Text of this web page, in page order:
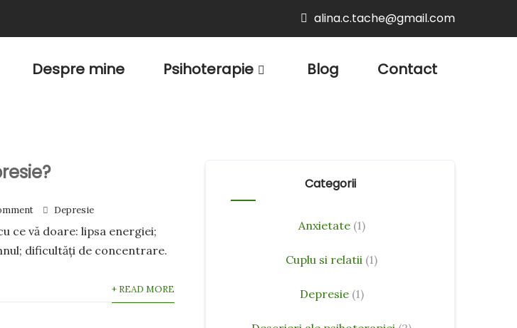
alina.c.tache@gmail.com
Despre mine Psihoterapie Blog Contact
Depresie
ce vă doare: lipsa energiei;
dificultăți de concentrare.
+ READ MORE
Categorii
Anxietate(1)
Cuplu si relatii (1)
Depresie(1)